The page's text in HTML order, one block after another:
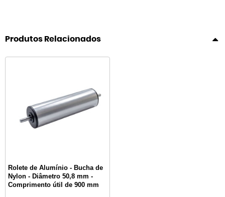
Produtos Relacionados
Rolete de Alumínio - Bucha de
Nylon - Diâmetro 50,8 mm -
Comprimento útil de 900 mm